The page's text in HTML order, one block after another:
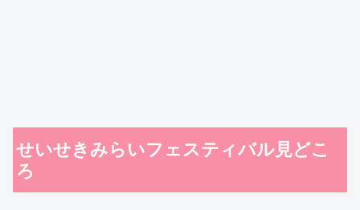
せいせきみらいフェスティバル見どこ
ろ